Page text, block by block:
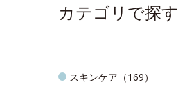
カテゴリで探す
スキンケア（169）